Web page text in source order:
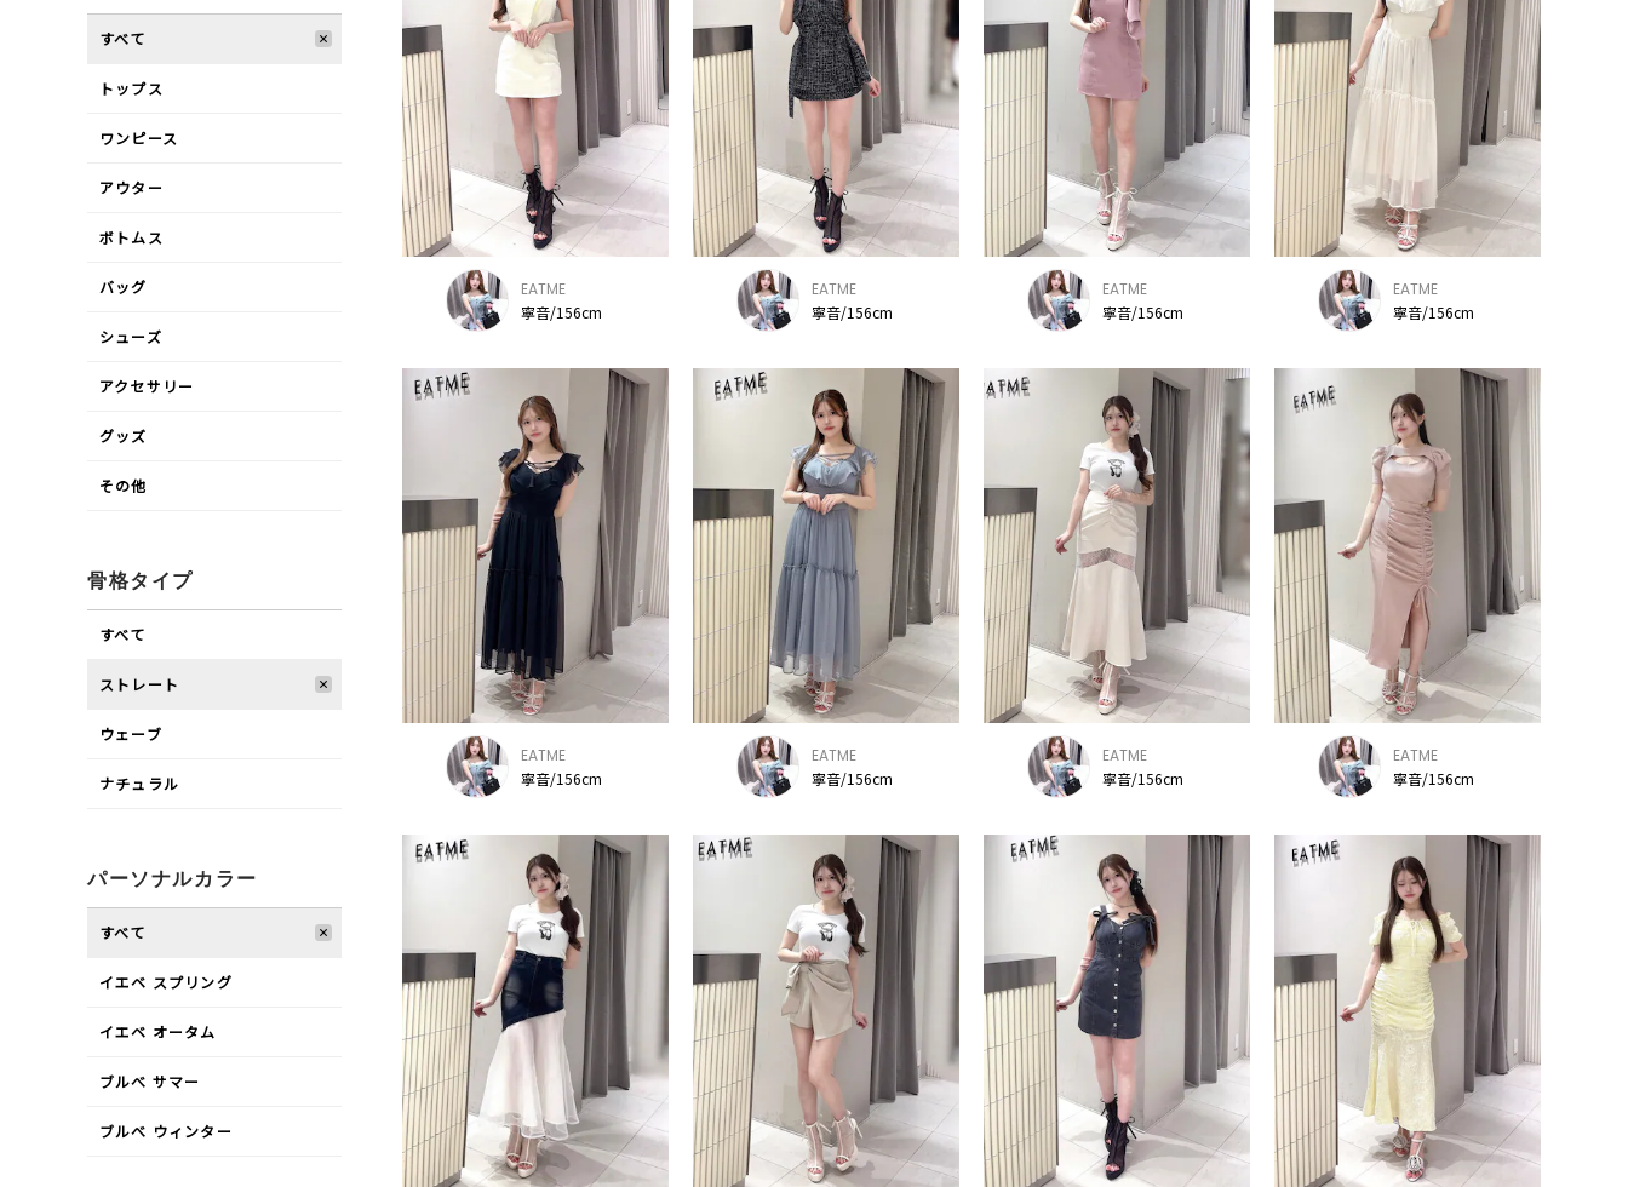
EATME
寧音/156cm
EATME
寧音/156cm
EATME
寧音/156cm
EATME
寧音/156cm
EATME
寧音/156cm
EATME
寧音/156cm
EATME
寧音/156cm
EATME
寧音/156cm
すべて
トップス
ワンピース
アウター
ボトムス
バッグ
シューズ
アクセサリー
グッズ
その他
骨格タイプ
すべて
ストレート
ウェーブ
ナチュラル
パーソナルカラー
すべて
イエベ スプリング
イエベ オータム
ブルべ サマー
ブルべ ウィンター